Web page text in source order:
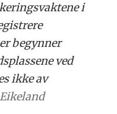
i
begynner
ved
ikke av